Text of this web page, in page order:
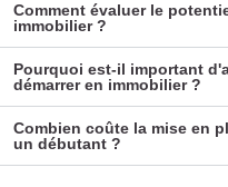
Comment évaluer le
immobilier ?
Pourquoi est-il important
démarrer en immobilier ?
Combien coûte la mise en
un débutant ?